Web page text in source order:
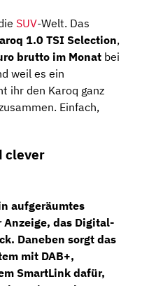
SUV-Welt. Das
1.0 TSI Selection,
brutto im Monat bei
weil es ein
ihr den Karoq ganz
Einfach,
clever
aufgeräumtes
das Digital-
Daneben sorgt das
mit DAB+,
SmartLinkdafür,